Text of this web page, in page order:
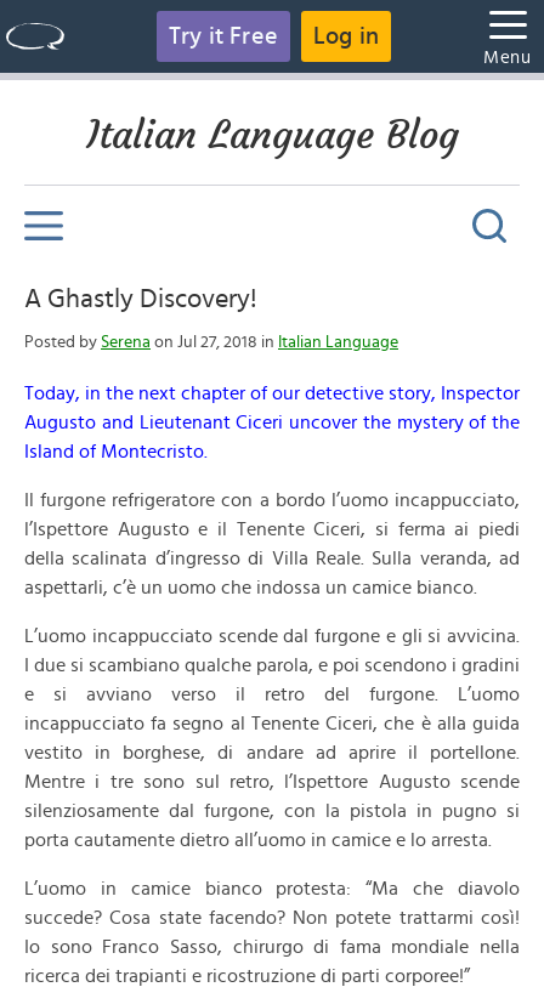
Try it Free Log in
Menu
Italian Language Blog
A Ghastly Discovery!
Posted by Serena on Jul 27, 2018 in Italian Language
Today, in the next chapter of our detective story, Inspector
Augusto and Lieutenant Ciceri uncover the mystery of the
Island of Montecristo.
Il furgone refrigeratore con a bordo l’uomo incappucciato,
l’Ispettore Augusto e il Tenente Ciceri, si ferma ai piedi
della scalinata d’ingresso di Villa Reale. Sulla veranda, ad
aspettarli, c’è un uomo che indossa un camice bianco.
L’uomo incappucciato scende dal furgone e gli si avvicina.
I due si scambiano qualche parola, e poi scendono i gradini
e si avviano verso il retro del furgone. L’uomo
incappucciato fa segno al Tenente Ciceri, che è alla guida
vestito in borghese, di andare ad aprire il portellone.
Mentre i tre sono sul retro, l’Ispettore Augusto scende
silenziosamente dal furgone, con la pistola in pugno si
porta cautamente dietro all’uomo in camice e lo arresta.
L’uomo in camice bianco protesta: “Ma che diavolo
succede? Cosa state facendo? Non potete trattarmi così!
Io sono Franco Sasso, chirurgo di fama mondiale nella
ricerca dei trapianti e ricostruzione di parti corporee!”